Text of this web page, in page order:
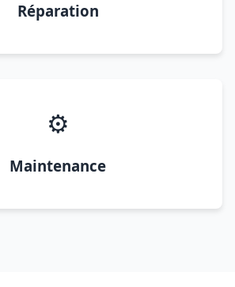
Réparation
⚙️
Maintenance